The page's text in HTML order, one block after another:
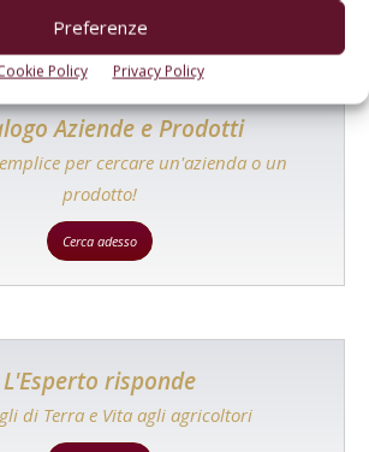
Preferenze
Policy Privacy Policy
Aziende e Prodotti
per cercare un'azienda o un
prodotto!
Cerca adesso
L'Esperto risponde
di Terra e Vita agli agricoltori